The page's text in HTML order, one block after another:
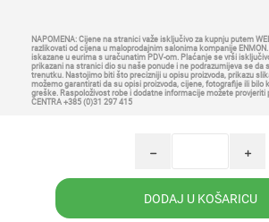
i
h
NAPOMENA: Cijene na stranici važe isključivo za kupnju putem
razlikovati od cijena u maloprodajnim salonima kompanije
iskazane u eurima s uračunatim PDV-om. Plaćanje se vrši
prikazani na stranici dio su naše ponude i ne podrazumijeva se da
trenutku. Nastojimo biti što precizniji u opisu proizvoda, prikazu
možemo garantirati da su opisi proizvoda, cijene, fotografije ili bilo
greške. Raspoloživost robe i dodatne informacije možete provjeriti
CENTRA +385 (0)31 297 415